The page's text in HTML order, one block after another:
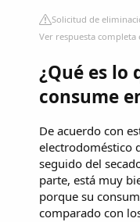
Solicitud de
Ver respuesta completa
¿Qué es lo
consume
De acuerdo con
electrodoméstico
seguido del
parte, está muy
porque su
comparado con